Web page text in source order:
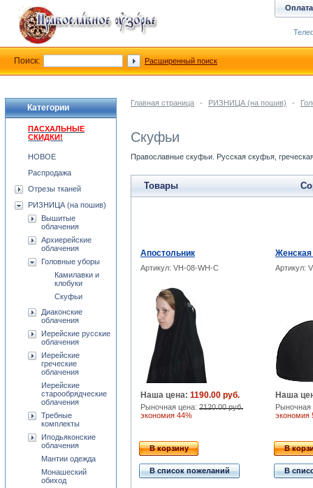
Главная страница - РИЗНИЦА (на пошив) -
Скуфьи
Православные скуфьи. Русская скуфья,
Товары
Апостольник Женская
Артикул: VH-08-WH-C Артикул:
Наша цена: 1190.00 руб.
Рыночная цена: 2120.00 руб.
экономия 44%
Наша
экономия
В корзину
В список пожеланий
В
В
Категории
ПАСХАЛЬНЫЕ
СКИДКИ!
НОВОЕ
Распродажа
Отрезы тканей
РИЗНИЦА (на пошив)
Вышитые
облачения
Архиерейские
облачения
Головные уборы
Камилавки и
клобуки
Скуфьи
Диаконские
облачения
Иерейские русские
облачения
Иерейские
греческие
облачения
Иерейские
старообрядческие
облачения
Требные
комплекты
Иподьяконские
облачения
Мантии одежда
Монашеский
обиход
Оплата
Поиск: Расширенный поиск